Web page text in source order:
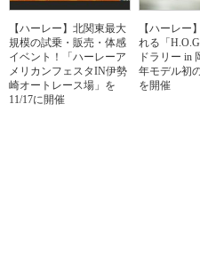
【ハーレー】北関東最大
規模の試乗・販売・体感
イベント！「ハーレーア
メリカンフェスタIN伊勢
崎オートレース場」を
11/17に開催
【ハーレー
れる「
ドラリー in
年モデル初
を開催